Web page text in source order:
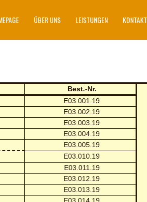
ÜBER UNS LEISTUNGEN KONTAKT
Best.-Nr.
E03.001.19
E03.002.19
E03.003.19
E03.004.19
E03.005.19
E03.010.19
E03.011.19
E03.012.19
E03.013.19